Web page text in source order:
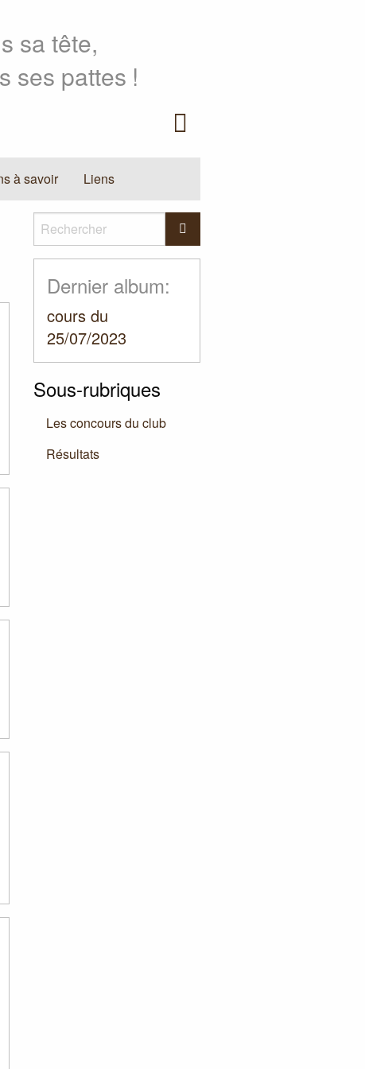
sa tête,
ses pattes !
à savoir Liens
Rechercher
Dernier album:
cours du
25/07/2023
Sous-rubriques
Les concours du club
Résultats